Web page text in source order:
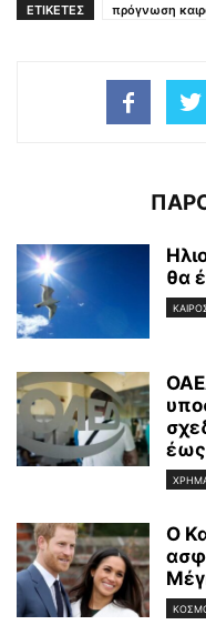
ΕΤΙΚΕΤΕΣ πρόγνωση
θα
Ο